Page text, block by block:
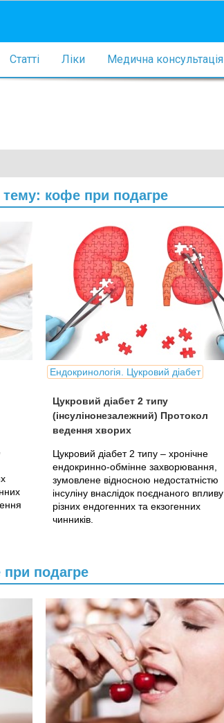
Статті Ліки Медична консультація
кофе при подагре
Ендокринологія. Цукровий діабет
Цукровий діабет 2 типу
(інсулінонезалежний) Протокол
ведення хворих
Цукровий діабет 2 типу – хронічне
ендокринно-обмінне захворювання,
зумовлене відносною недостатністю
інсуліну внаслідок поєднаного впливу
різних ендогенних та екзогенних
чинників.
подагре